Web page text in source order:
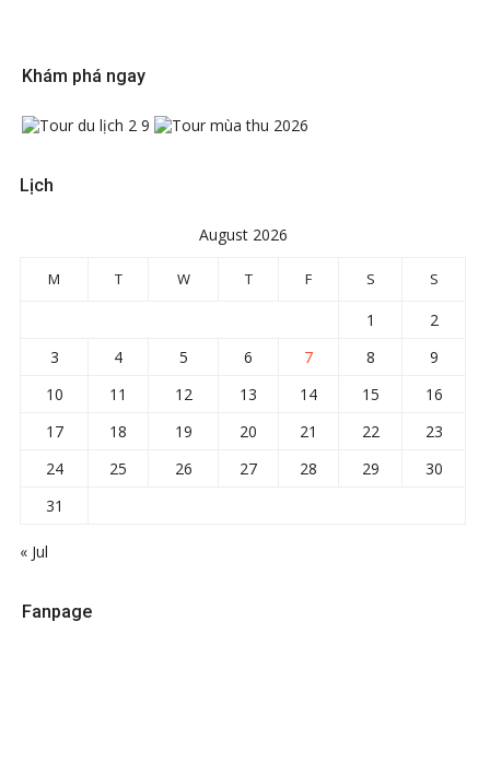
Khám phá ngay
Lịch
August 2026
M T W T F S S
1
2
3
4 5 6 7 8
9
10
11 12 13 14 15
16
17
18 19 20 21 22
23
24
25 26 27 28 29
30
31
« Jul
Fanpage